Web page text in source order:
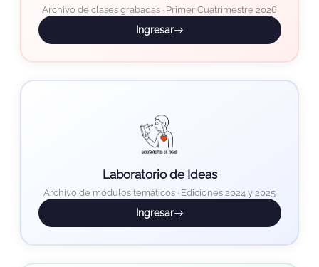
Archivo de clases grabadas · Primer Cuatrimestre 2026
Ingresar
Laboratorio de Ideas
Archivo de módulos temáticos · Ediciones 2024 y 2025
Ingresar